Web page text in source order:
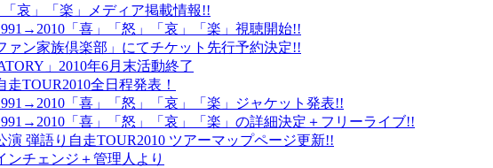
哀」「楽」メディア掲載情報!!
「喜」「怒」「哀」「楽」視聴開始!!
ァン家族倶楽部」にてチケット先行予約決定!!
」2010年6月末活動終了
走TOUR2010全日程発表！
「喜」「怒」「哀」「楽」ジャケット発表!!
「喜」「怒」「哀」「楽」の詳細決定＋フリーライブ!!
演 弾語り自走TOUR2010 ツアーマップページ更新!!
ンチェンジ＋管理人より